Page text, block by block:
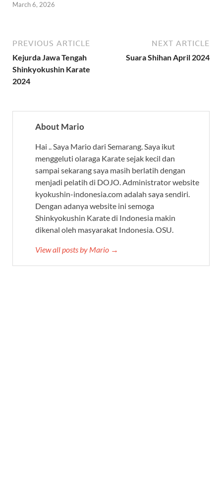
March 6, 2026
PREVIOUS ARTICLE
Kejurda Jawa Tengah
Shinkyokushin Karate
2024
NEXT ARTICLE
Suara Shihan April 2024
About Mario
Hai .. Saya Mario dari Semarang. Saya ikut
menggeluti olaraga Karate sejak kecil dan
sampai sekarang saya masih berlatih dengan
menjadi pelatih di DOJO. Administrator website
kyokushin-indonesia.com adalah saya sendiri.
Dengan adanya website ini semoga
Shinkyokushin Karate di Indonesia makin
dikenal oleh masyarakat Indonesia. OSU.
View all posts by Mario →